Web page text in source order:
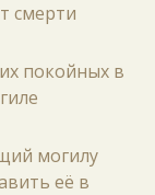
смерти
покойных в
могилу
её в